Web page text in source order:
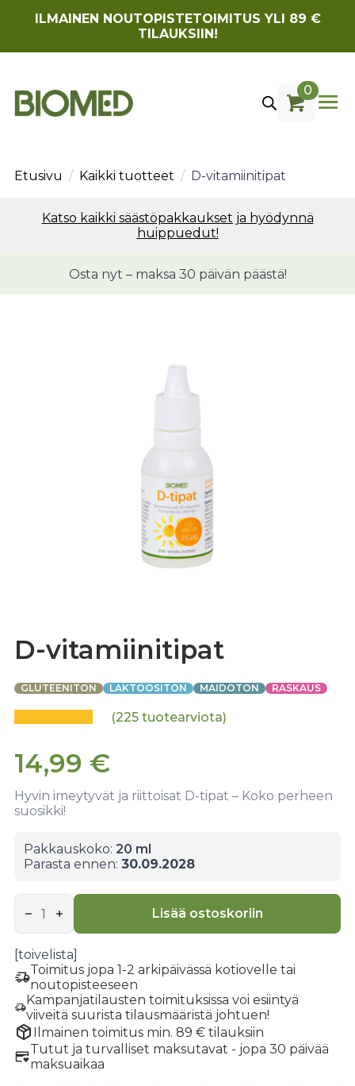
ILMAINEN NOUTOPISTETOIMITUS YLI 89 €
TILAUKSIIN!
0
Etusivu Kaikki tuotteet D-vitamiinitipat
Katso kaikki säästöpakkaukset ja hyödynnä
huippuedut!
Osta nyt – maksa 30 päivän päästä!
D-vitamiinitipat
GLUTEENITON LAKTOOSITON MAIDOTON RASKAUS
(225tuotearviota)
14,99 €
Hyvin imeytyvät ja riittoisat D-tipat – Koko perheen
suosikki!
Pakkauskoko: 20 ml
Parasta ennen: 30.09.2028
D-
vitamiinitipat
Lisää ostoskoriin
[toivelista]
Toimitus jopa 1-2 arkipäivässä kotiovelle tai
noutopisteeseen
Kampanjatilausten toimituksissa voi esiintyä
viiveitä suurista tilausmääristä johtuen!
Ilmainen toimitus min. 89 € tilauksiin
Tutut ja turvalliset maksutavat - jopa 30 päivää
maksuaikaa